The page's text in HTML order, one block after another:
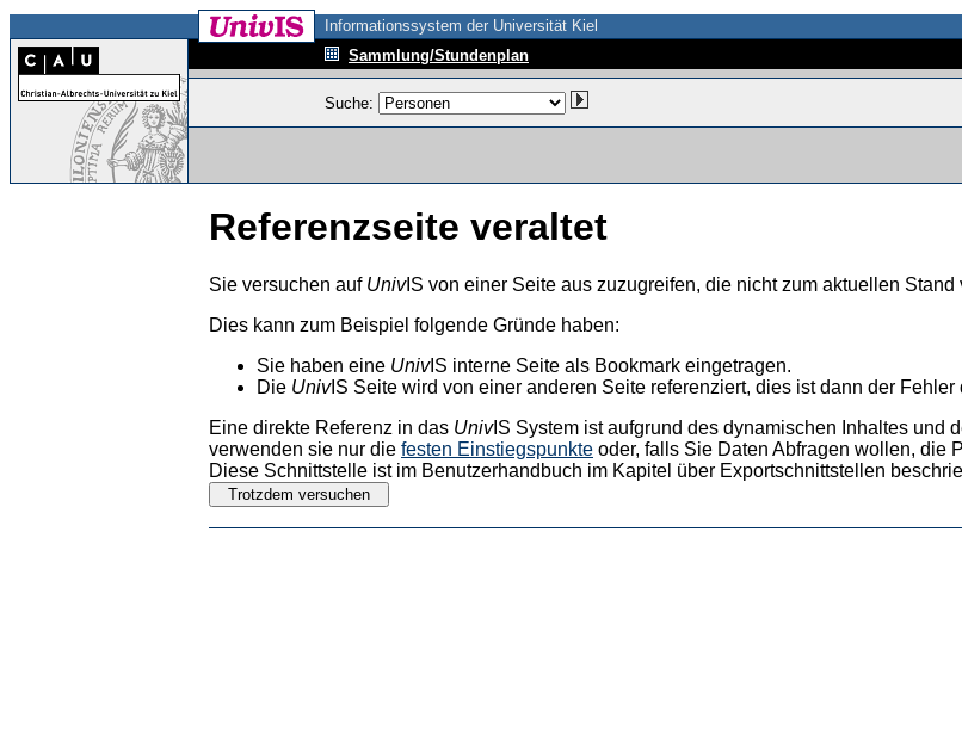
Informationssystem der Universität Kiel
Sammlung/Stundenplan
Suche:
Referenzseite veraltet
Sie versuchen auf UnivIS von einer Seite aus zuzugreifen, die nicht zum aktuellen Stand
Dies kann zum Beispiel folgende Gründe haben:
Sie haben eine UnivIS interne Seite als Bookmark eingetragen.
Die UnivIS Seite wird von einer anderen Seite referenziert, dies ist dann der
Eine direkte Referenz in das UnivIS System ist aufgrund des dynamischen Inhaltes und
verwenden sie nur die festen Einstiegspunkte oder, falls Sie Daten Abfragen wollen, die
Diese Schnittstelle ist im Benutzerhandbuch im Kapitel über Exportschnittstellen